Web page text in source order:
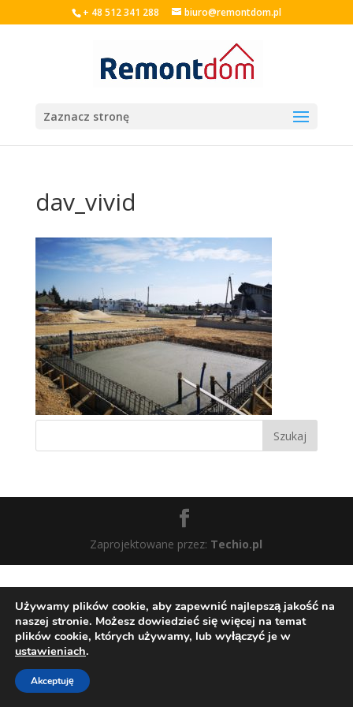
+ 48 512 341 288 biuro@remontdom.pl
Zaznacz stronę
dav_vivid
Zaprojektowane przez: Techio.pl
Używamy plików cookie, aby zapewnić najlepszą jakość na
naszej stronie. Możesz dowiedzieć się więcej na temat
plików cookie, których używamy, lub wyłączyć je w
ustawieniach.
Akceptuję